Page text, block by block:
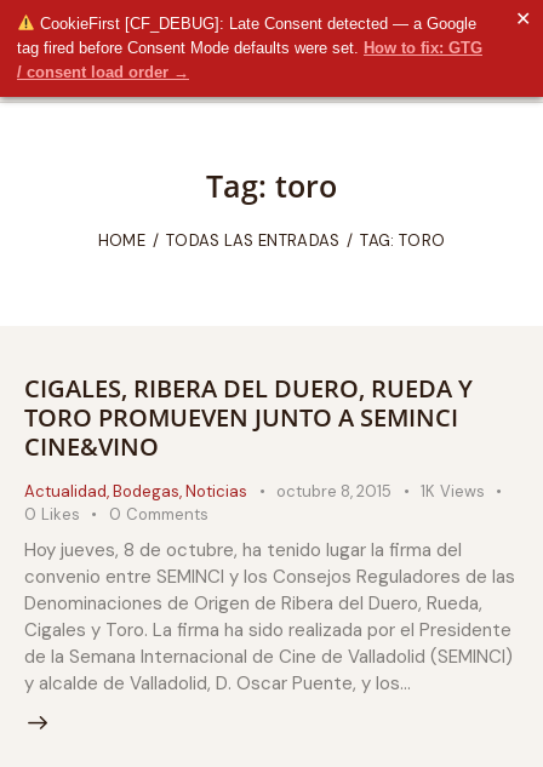
CookieFirst [CF_DEBUG]: Late Consent detected — a Google
tag fired before Consent Mode defaults were set. How to fix: GTG
/ consent load order →
✕
Tag: toro
HOME TODAS LAS ENTRADAS TAG: TORO
CIGALES, RIBERA DEL DUERO, RUEDA Y
TORO PROMUEVEN JUNTO A SEMINCI
CINE&VINO
Actualidad,Bodegas,Noticias octubre 8, 2015 1K Views
0 Likes 0 Comments
Hoy jueves, 8 de octubre, ha tenido lugar la firma del
convenio entre SEMINCI y los Consejos Reguladores de las
Denominaciones de Origen de Ribera del Duero, Rueda,
Cigales y Toro. La firma ha sido realizada por el Presidente
de la Semana Internacional de Cine de Valladolid (SEMINCI)
y alcalde de Valladolid, D. Oscar Puente, y los…